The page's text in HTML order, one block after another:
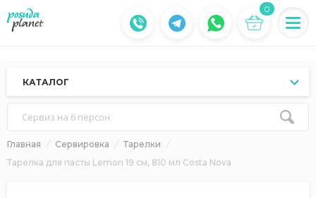
0
КАТАЛОГ
Сервиз на 6 персон
Главная Сервировка
Тарелки
Тарелка для пасты Lemon 19 см, 810 мл Costa Nova